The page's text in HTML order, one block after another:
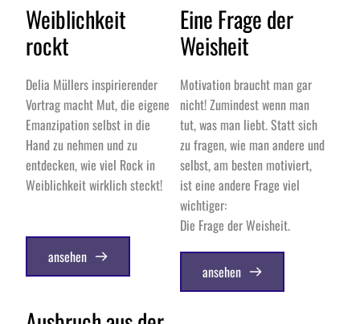
Weiblichkeit
rockt
Delia Müllers inspirierender
Vortrag macht Mut, die eigene
Emanzipation selbst in die
Hand zu nehmen und zu
entdecken, wie viel Rock in
Weiblichkeit wirklich steckt!
ansehen
Eine Frage der
Weisheit
Motivation braucht man gar
nicht! Zumindest wenn man
tut, was man liebt. Statt sich
zu fragen, wie man andere und
selbst, am besten motiviert,
ist eine andere Frage viel
wichtiger:
Die Frage der Weisheit.
ansehen